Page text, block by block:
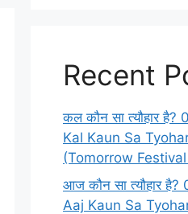
Recent
कल कौन सा त्यौहार
Kal Kaun Sa
(Tomorrow
आज कौन सा त्यौहार
Aaj Kaun Sa